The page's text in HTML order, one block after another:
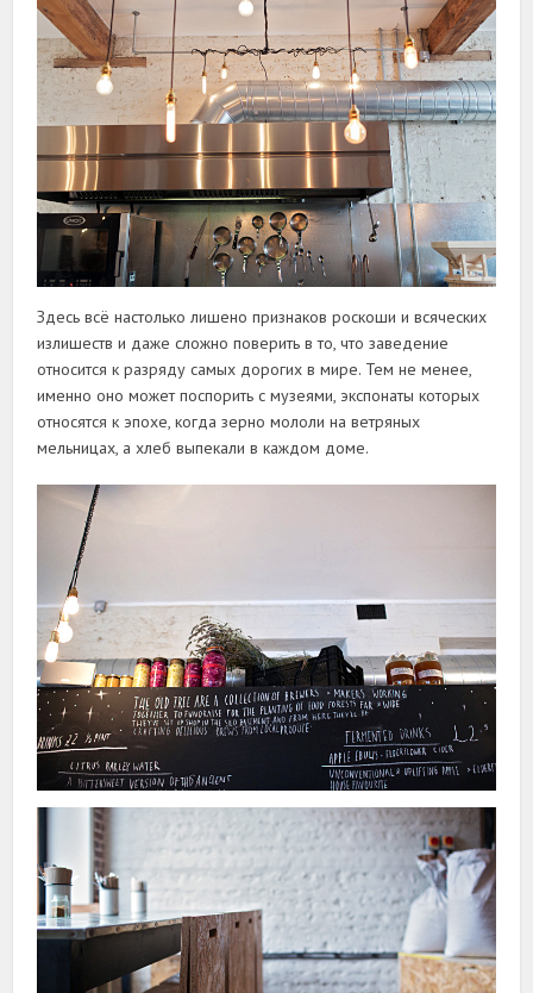
Здесь всё настолько лишено признаков роскоши и всяческих
излишеств и даже сложно поверить в то, что заведение
относится к разряду самых дорогих в мире. Тем не менее,
именно оно может поспорить с музеями, экспонаты которых
относятся к эпохе, когда зерно мололи на ветряных
мельницах, а хлеб выпекали в каждом доме.